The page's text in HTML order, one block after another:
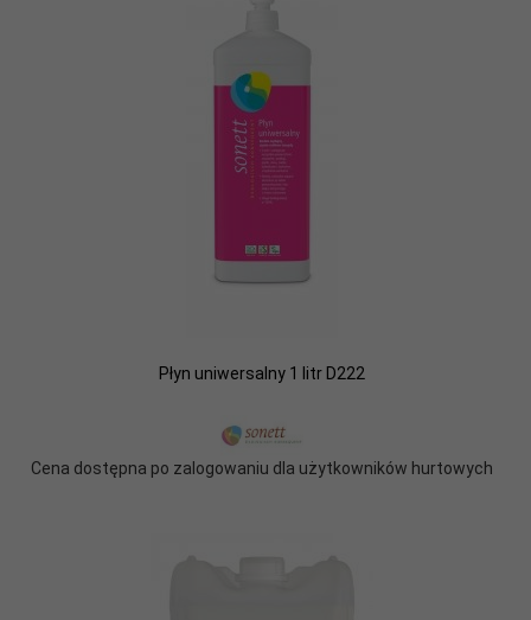
Płyn uniwersalny 1 litr D222
Cena dostępna po zalogowaniu dla użytkowników hurtowych